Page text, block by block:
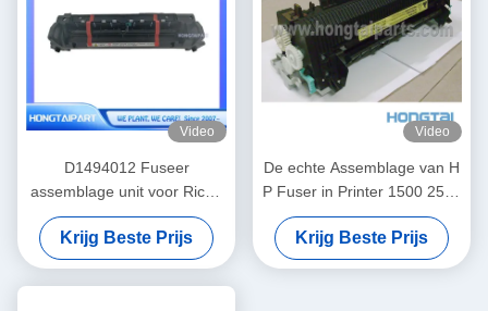
Video
D1494012 Fuseer
assemblage unit voor Ricoh
MP C4503 Fuseer unit
Krijg Beste Prijs
Video
De echte Assemblage van H
P Fuser in Printer 1500 2500
2550 2820 2840 RM1-3525
Krijg Beste Prijs